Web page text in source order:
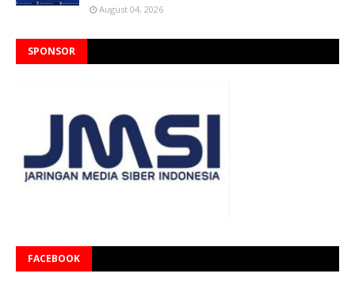
August 04, 2026
SPONSOR
FACEBOOK